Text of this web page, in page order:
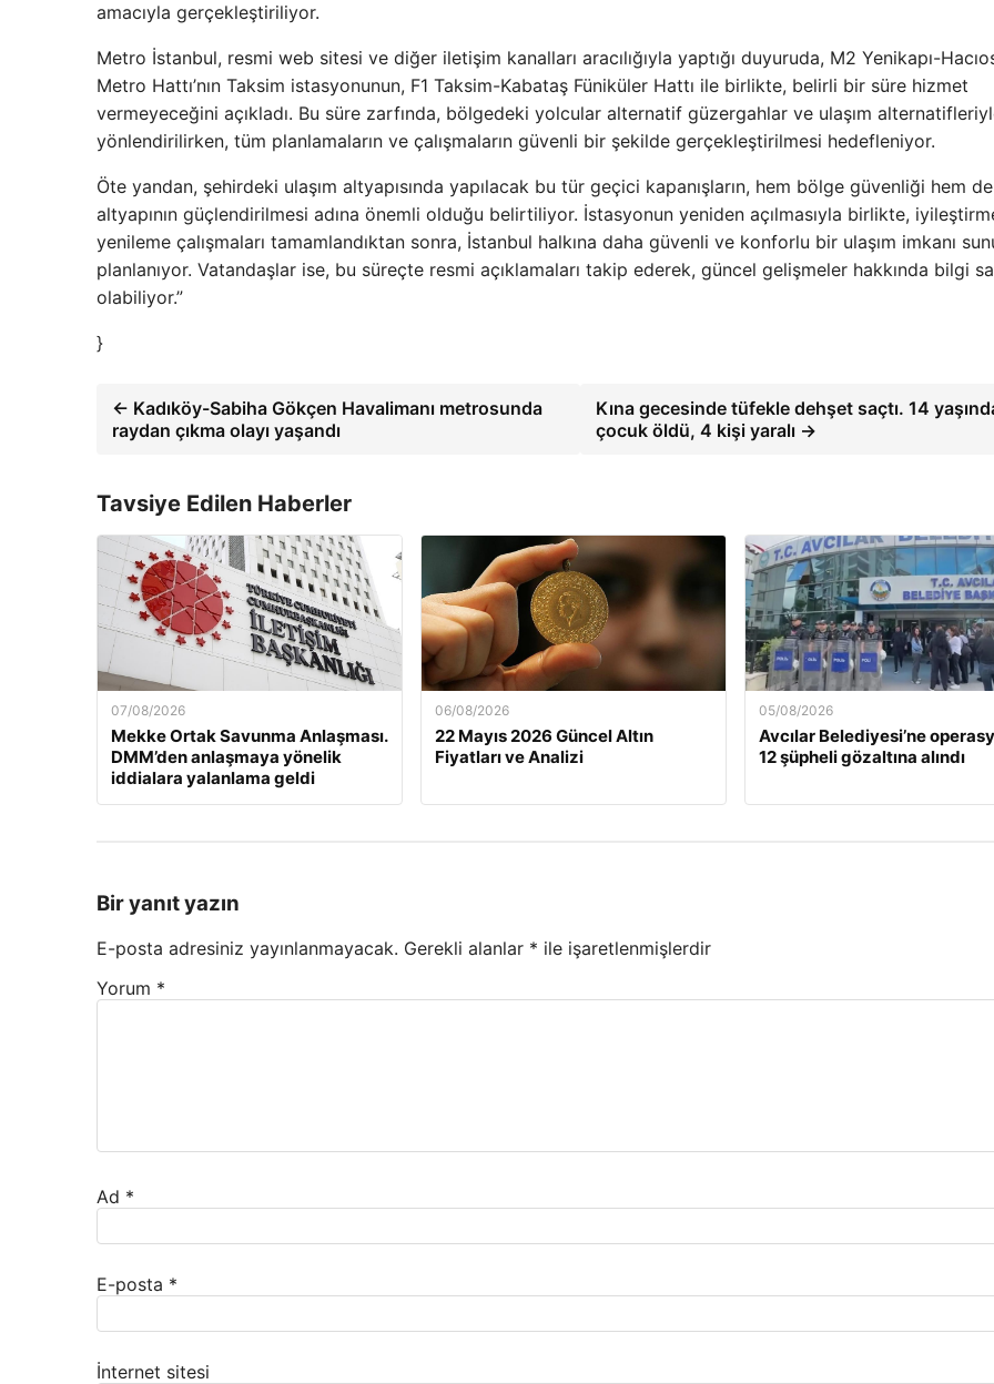
amacıyla gerçekleştiriliyor.
Metro İstanbul, resmi web sitesi ve diğer iletişim kanalları aracılığıyla yaptığı duyuruda, M2 Yenikapı-
Metro Hattı’nın Taksim istasyonunun, F1 Taksim-Kabataş Füniküler Hattı ile birlikte, belirli bir süre hizmet
vermeyeceğini açıkladı. Bu süre zarfında, bölgedeki yolcular alternatif güzergahlar ve ulaşım
yönlendirilirken, tüm planlamaların ve çalışmaların güvenli bir şekilde gerçekleştirilmesi hedefleniyor.
Öte yandan, şehirdeki ulaşım altyapısında yapılacak bu tür geçici kapanışların, hem bölge güvenliği hem de
altyapının güçlendirilmesi adına önemli olduğu belirtiliyor. İstasyonun yeniden açılmasıyla birlikte,
yenileme çalışmaları tamamlandıktan sonra, İstanbul halkına daha güvenli ve konforlu bir ulaşım imkanı
planlanıyor. Vatandaşlar ise, bu süreçte resmi açıklamaları takip ederek, güncel gelişmeler hakkında bilgi
olabiliyor.”
}
← Kadıköy-Sabiha Gökçen Havalimanı metrosunda
raydan çıkma olayı yaşandı
Kına gecesinde tüfekle dehşet saçtı. 14
çocuk öldü, 4 kişi yaralı →
Tavsiye Edilen Haberler
07/08/2026
Mekke Ortak Savunma Anlaşması.
DMM’den anlaşmaya yönelik
iddialara yalanlama geldi
06/08/2026
22 Mayıs 2026 Güncel Altın
Fiyatları ve Analizi
05/08/2026
Avcılar Belediyesi’ne
12 şüpheli gözaltına alındı
Bir yanıt yazın
E-posta adresiniz yayınlanmayacak. Gerekli alanlar * ile işaretlenmişlerdir
Yorum *
Ad *
E-posta *
İnternet sitesi